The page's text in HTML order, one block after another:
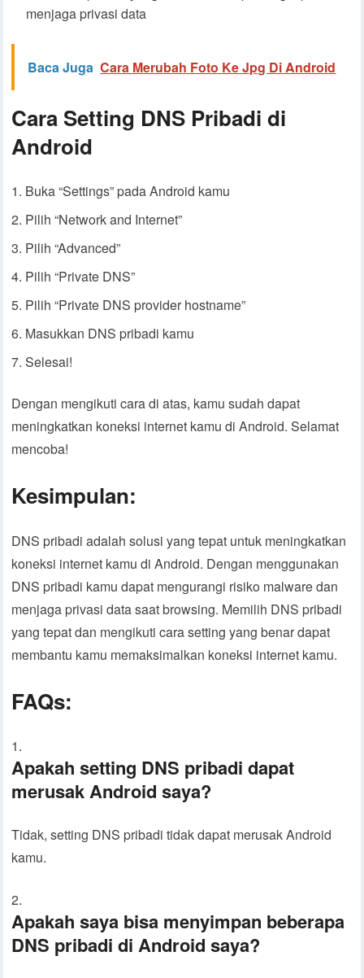
menjaga privasi data
Baca Juga Cara Merubah Foto Ke Jpg Di Android
Cara Setting DNS Pribadi di
Android
Buka “Settings” pada Android kamu
Pilih “Network and Internet”
Pilih “Advanced”
Pilih “Private DNS”
Pilih “Private DNS provider hostname”
Masukkan DNS pribadi kamu
Selesai!
Dengan mengikuti cara di atas, kamu sudah dapat
meningkatkan koneksi internet kamu di Android. Selamat
mencoba!
Kesimpulan:
DNS pribadi adalah solusi yang tepat untuk meningkatkan
koneksi internet kamu di Android. Dengan menggunakan
DNS pribadi kamu dapat mengurangi risiko malware dan
menjaga privasi data saat browsing. Memilih DNS pribadi
yang tepat dan mengikuti cara setting yang benar dapat
membantu kamu memaksimalkan koneksi internet kamu.
FAQs:
Apakah setting DNS pribadi dapat
merusak Android saya?
Tidak, setting DNS pribadi tidak dapat merusak Android
kamu.
Apakah saya bisa menyimpan beberapa
DNS pribadi di Android saya?